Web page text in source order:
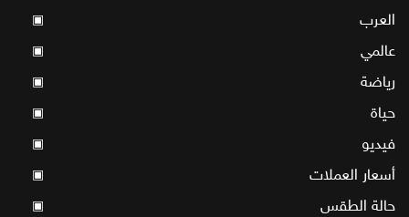
العرب ▣
عالمي ▣
رياضة ▣
حياة ▣
فيديو ▣
أسعار العملات ▣
حالة الطقس ▣